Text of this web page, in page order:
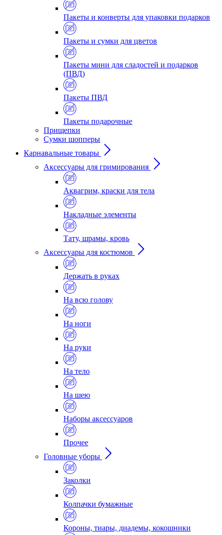
Пакеты и конверты для упаковки подарков
Пакеты и сумки для цветов
Пакеты мини для сладостей и подарков
(ПВД)
Пакеты ПВД
Пакеты подарочные
Прищепки
Сумки шопперы
Карнавальные товары
Аксессуары для гримирования
Аквагрим, краски для тела
Накладные элементы
Тату, шрамы, кровь
Аксессуары для костюмов
Держать в руках
На всю голову
На ноги
На руки
На тело
На шею
Наборы аксессуаров
Прочее
Головные уборы
Заколки
Колпачки бумажные
Короны, тиары, диадемы, кокошники